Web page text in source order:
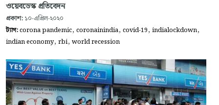
ওয়েবডেস্ক প্রতিবেদন
প্রকাশ: ১০-এপ্রিল-২০২০
ট্যাগ:corona pandemic, coronainindia, covid-19, indialockdown,
indian economy, rbi, world recession